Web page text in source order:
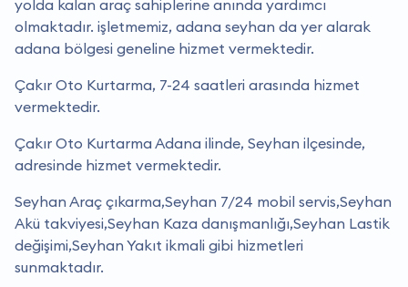
yolda kalan araç sahiplerine anında yardımcı
olmaktadır. i̇şletmemiz, adana seyhan da yer alarak
adana bölgesi geneline hizmet vermektedir.
Çakır Oto Kurtarma, 7-24 saatleri arasında hizmet
vermektedir.
Çakır Oto Kurtarma Adana ilinde, Seyhan ilçesinde,
adresinde hizmet vermektedir.
Seyhan Araç çıkarma,Seyhan 7/24 mobil servis,Seyhan
Akü takviyesi,Seyhan Kaza danışmanlığı,Seyhan Lastik
değişimi,Seyhan Yakıt ikmali gibi hizmetleri
sunmaktadır.